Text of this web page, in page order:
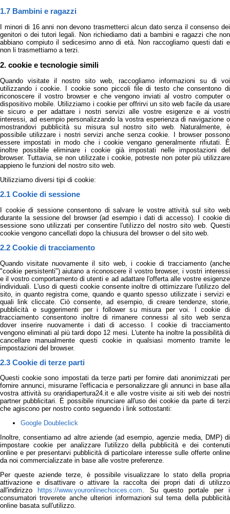
1.7 Bambini e ragazzi
I minori di 16 anni non devono trasmetterci alcun dato senza il consenso dei
genitori o dei tutori legali. Non richiediamo dati a bambini e ragazzi che non
abbiano compiuto il sedicesimo anno di età. Non raccogliamo questi dati e
non li trasmettiamo a terzi.
2. cookie e tecnologie simili
Quando visitate il nostro sito web, raccogliamo informazioni su di voi
utilizzando i cookie. I cookie sono piccoli file di testo che consentono di
riconoscere il vostro browser e che vengono inviati al vostro computer o
dispositivo mobile. Utilizziamo i cookie per offrirvi un sito web facile da usare
e sicuro e per adattare i nostri servizi alle vostre esigenze e ai vostri
interessi, ad esempio personalizzando la vostra esperienza di navigazione o
mostrandovi pubblicità su misura sul nostro sito web. Naturalmente, è
possibile utilizzare i nostri servizi anche senza cookie. I browser possono
essere impostati in modo che i cookie vengano generalmente rifiutati. È
inoltre possibile eliminare i cookie già impostati nelle impostazioni del
browser. Tuttavia, se non utilizzate i cookie, potreste non poter più utilizzare
appieno le funzioni del nostro sito web.
Utilizziamo diversi tipi di cookie:
2.1 Cookie di sessione
I cookie di sessione consentono di salvare le vostre attività sul sito web
durante la sessione del browser (ad esempio i dati di accesso). I cookie di
sessione sono utilizzati per consentire l'utilizzo del nostro sito web. Questi
cookie vengono cancellati dopo la chiusura del browser o del sito web.
2.2 Cookie di tracciamento
Quando visitate nuovamente il sito web, i cookie di tracciamento (anche
"cookie persistenti") aiutano a riconoscere il vostro browser, i vostri interessi
e il vostro comportamento di utenti e ad adattare l'offerta alle vostre esigenze
individuali. L'uso di questi cookie consente inoltre di ottimizzare l'utilizzo del
sito, in quanto registra come, quando e quanto spesso utilizzate i servizi e
quali link cliccate. Ciò consente, ad esempio, di creare tendenze, storie,
pubblicità e suggerimenti per i follower su misura per voi. I cookie di
tracciamento consentono inoltre di rimanere connessi al sito web senza
dover inserire nuovamente i dati di accesso. I cookie di tracciamento
vengono eliminati al più tardi dopo 12 mesi. L'utente ha inoltre la possibilità di
cancellare manualmente questi cookie in qualsiasi momento tramite le
impostazioni del browser.
2.3 Cookie di terze parti
Questi cookie sono impostati da terze parti per fornire dati anonimizzati per
fornire annunci, misurarne l'efficacia e personalizzare gli annunci in base alla
vostra attività su oraridiapertura24.it e alle vostre visite ai siti web dei nostri
partner pubblicitari. È possibile rinunciare all'uso dei cookie da parte di terzi
che agiscono per nostro conto seguendo i link sottostanti:
Google Doubleclick
Inoltre, consentiamo ad altre aziende (ad esempio, agenzie media, DMP) di
impostare cookie per analizzare l'utilizzo della pubblicità e dei contenuti
online e per presentarvi pubblicità di particolare interesse sulle offerte online
da noi commercializzate in base alle vostre preferenze.
Per queste aziende terze, è possibile visualizzare lo stato della propria
attivazione e disattivare o attivare la raccolta dei propri dati di utilizzo
all'indirizzo
https://www.youronlinechoices.com. Su questo portale per i
consumatori troverete anche ulteriori informazioni sul tema della pubblicità
online basata sull'utilizzo.